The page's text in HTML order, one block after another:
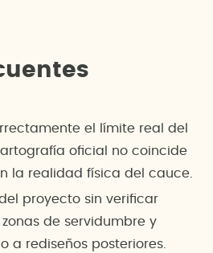
el límite real del
oficial no coincide
la realidad física del cauce.
proyecto sin verificar
de servidumbre y
a rediseños posteriores.